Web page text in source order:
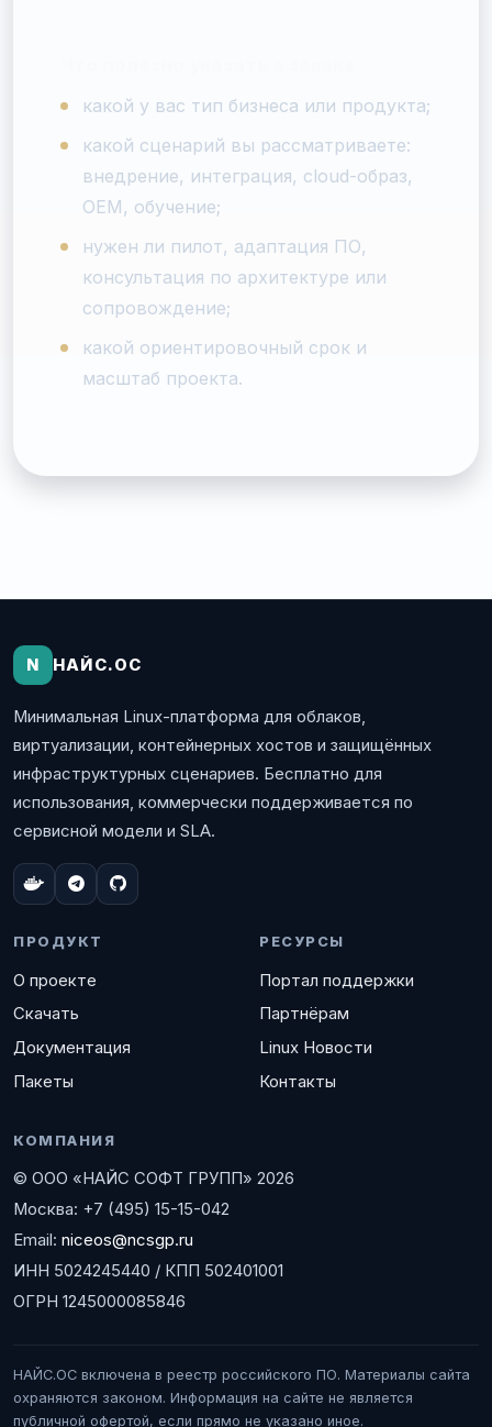
какой у вас тип бизнеса или продукта;
какой сценарий вы рассматриваете:
внедрение, интеграция, cloud-образ,
OEM, обучение;
нужен ли пилот, адаптация ПО,
консультация по архитектуре или
сопровождение;
какой ориентировочный срок и
масштаб проекта.
N НАЙС.ОС
Минимальная Linux-платформа для облаков,
виртуализации, контейнерных хостов и защищённых
инфраструктурных сценариев. Бесплатно для
использования, коммерчески поддерживается по
сервисной модели и SLA.
ПРОДУКТ
О проекте
Скачать
Документация
Пакеты
РЕСУРСЫ
Портал поддержки
Партнёрам
Linux Новости
Контакты
КОМПАНИЯ
© ООО «НАЙС СОФТ ГРУПП» 2026
Москва: +7 (495) 15-15-042
Email: niceos@ncsgp.ru
ИНН 5024245440 / КПП 502401001
ОГРН 1245000085846
НАЙС.ОС включена в реестр российского ПО. Материалы сайта
охраняются законом. Информация на сайте не является
публичной офертой, если прямо не указано иное.